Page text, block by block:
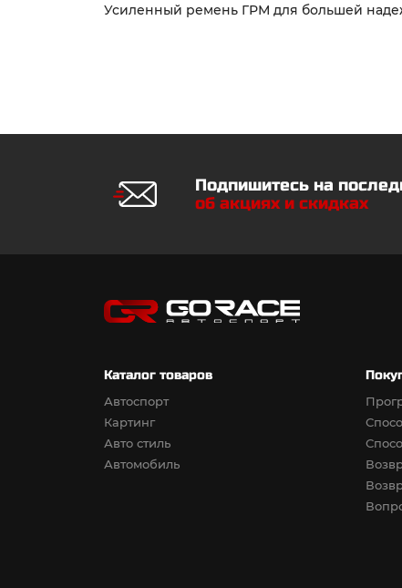
Усиленный ремень ГРМ для большей
Подпишитесь на
об акциях и скидках
Каталог товаров
Автоспорт
Картинг
Авто стиль
Автомобиль